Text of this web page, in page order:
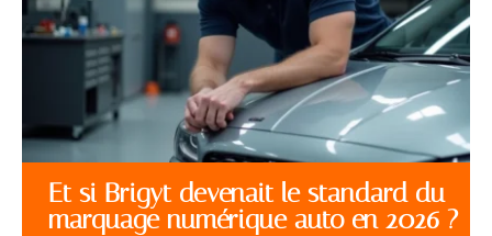
Et si Brigyt devenait le standard du
marquage numérique auto en 2026 ?